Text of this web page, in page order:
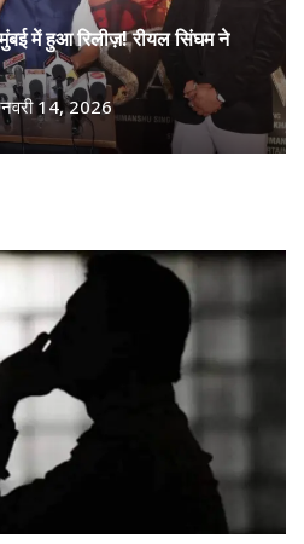
मुंबई में हुआ रिलीज़! रीयल सिंघम ने
14, 2026